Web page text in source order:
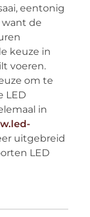
eentonig
want de
keuze in
voeren.
om te
LED
in
uitgebreid
LED